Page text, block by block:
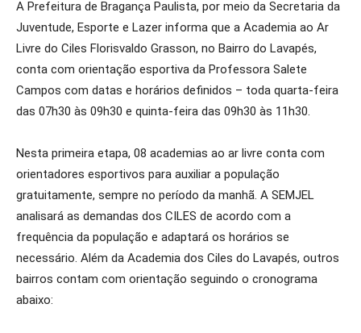
A Prefeitura de Bragança Paulista, por meio da Secretaria da
Juventude, Esporte e Lazer informa que a Academia ao Ar
Livre do Ciles Florisvaldo Grasson, no Bairro do Lavapés,
conta com orientação esportiva da Professora Salete
Campos com datas e horários definidos – toda quarta-feira
das 07h30 às 09h30 e quinta-feira das 09h30 às 11h30.
Nesta primeira etapa, 08 academias ao ar livre conta com
orientadores esportivos para auxiliar a população
gratuitamente, sempre no período da manhã. A SEMJEL
analisará as demandas dos CILES de acordo com a
frequência da população e adaptará os horários se
necessário. Além da Academia dos Ciles do Lavapés, outros
bairros contam com orientação seguindo o cronograma
abaixo: